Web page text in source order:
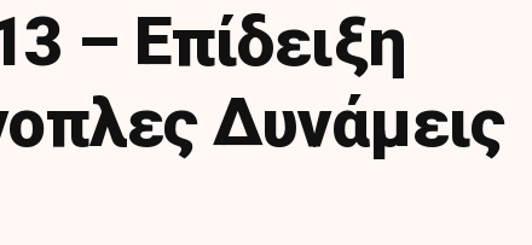
– Επίδειξη
Δυνάμεις